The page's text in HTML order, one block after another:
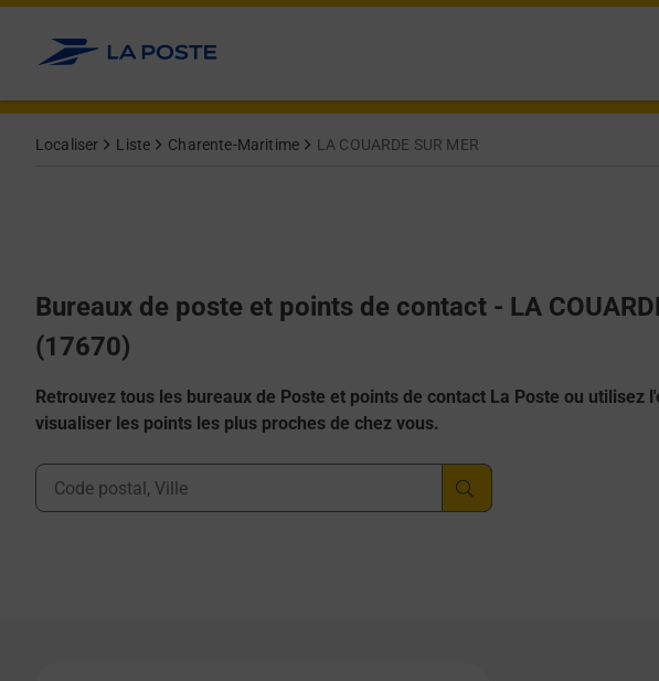
Allez au contenu
Localiser Liste Charente-Maritime LA COUARDE SUR MER
Bureaux de poste et points de contact - LA
(17670)
Retrouvez tous les bureaux de Poste et points de contact La Poste ou utilisez
visualiser les points les plus proches de chez vous.
Ville, Département, Code Postal
Afficher ou masquer la réponse
Afficher ou masquer la réponse
Afficher ou masquer la réponse
Afficher ou masquer la réponse
Afficher ou masquer la réponse